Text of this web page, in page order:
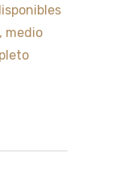
medio